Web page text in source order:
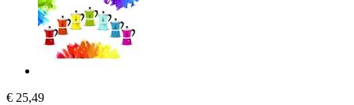
€ 25,49